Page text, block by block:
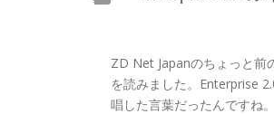
ZD Net Japanのちょっと前
を読みました。Enterprise
唱した言葉だったんですね。